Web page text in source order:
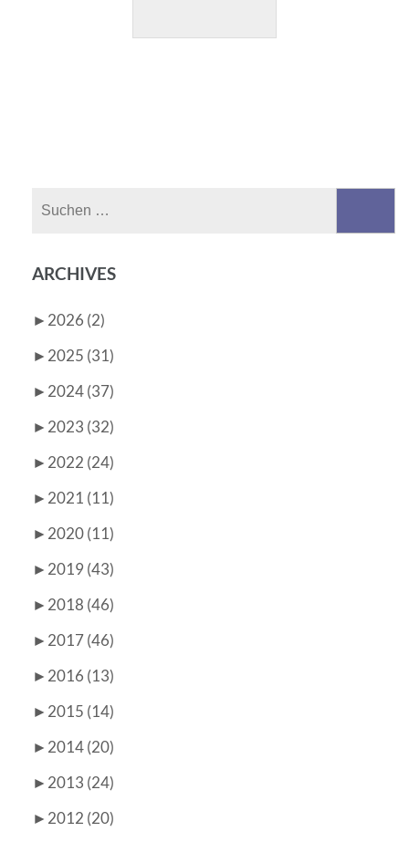
ARCHIVES
► 2026 (2)
► 2025 (31)
► 2024 (37)
► 2023 (32)
► 2022 (24)
► 2021 (11)
► 2020 (11)
► 2019 (43)
► 2018 (46)
► 2017 (46)
► 2016 (13)
► 2015 (14)
► 2014 (20)
► 2013 (24)
► 2012 (20)